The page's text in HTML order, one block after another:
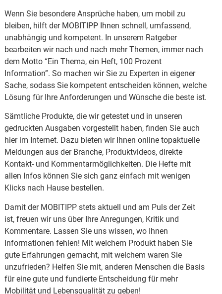
Wenn Sie besondere Ansprüche haben, um mobil zu
bleiben, hilft der MOBITIPP Ihnen schnell, umfassend,
unabhängig und kompetent. In unserem Ratgeber
bearbeiten wir nach und nach mehr Themen, immer nach
dem Motto “Ein Thema, ein Heft, 100 Prozent
Information”. So machen wir Sie zu Experten in eigener
Sache, sodass Sie kompetent entscheiden können, welche
Lösung für Ihre Anforderungen und Wünsche die beste ist.
Sämtliche Produkte, die wir getestet und in unseren
gedruckten Ausgaben vorgestellt haben, finden Sie auch
hier im Internet. Dazu bieten wir Ihnen online topaktuelle
Meldungen aus der Branche, Produktvideos, direkte
Kontakt- und Kommentarmöglichkeiten. Die Hefte mit
allen Infos können Sie sich ganz einfach mit wenigen
Klicks nach Hause bestellen.
Damit der MOBITIPP stets aktuell und am Puls der Zeit
ist, freuen wir uns über Ihre Anregungen, Kritik und
Kommentare. Lassen Sie uns wissen, wo Ihnen
Informationen fehlen! Mit welchem Produkt haben Sie
gute Erfahrungen gemacht, mit welchem waren Sie
unzufrieden? Helfen Sie mit, anderen Menschen die Basis
für eine gute und fundierte Entscheidung für mehr
Mobilität und Lebensqualität zu geben!